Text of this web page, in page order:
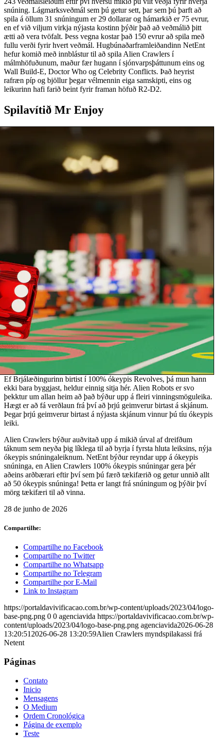
snúning. Lágmarksveðmál sem þú getur sett, þar sem þú þarft að
spila á öllum 31 snúningum er 29 dollarar og hámarkið er 75 evrur,
en ef við viljum virkja nýjasta kostinn þýðir það að veðmálið þitt
ætti að vera tvöfalt. Þess vegna kostar það 150 evrur að spila með
fullu verði fyrir hvert veðmál. Hugbúnaðarframleiðandinn NetEnt
hefur komið með innblástur til að spila Alien Crawlers í
málmhöfuðunum, maður fær hugann í sjónvarpsþáttunum eins og
Wall Build-E, Doctor Who og Celebrity Conflicts. Það heyrist
rafræn píp og bjöllur þegar vélmennin eiga samskipti, eins og
leikurinn hafi farið beint fyrir framan höfuð R2-D2.
Spilavítið Mr Enjoy
Ef Brjálæðingurinn birtist í 100% ókeypis Revolves, þá mun hann
ekki bara byggjast, heldur einnig sitja hér. Alien Robots er svo
þekktur um allan heim að það býður upp á fleiri vinningsmöguleika.
Hægt er að fá verðlaun frá því að þrjú geimverur birtast á skjánum.
Þegar þrjú geimverur birtast á nýjasta skjánum vinnur þú tíu ókeypis
leiki.
Alien Crawlers býður auðvitað upp á mikið úrval af dreifðum
táknum sem neyða þig líklega til að byrja í fyrsta hluta leiksins, nýja
ókeypis snúningaleiknum. NetEnt býður reyndar upp á ókeypis
snúninga, en Alien Crawlers 100% ókeypis snúningar gera þér
aðeins arðbærari eftir því sem þú færð tækifærið og getur unnið allt
að 50 ókeypis snúninga! Þetta er langt frá snúningum og þýðir því
mörg tækifæri til að vinna.
28 de junho de 2026
Compartilhe:
Compartilhe no Facebook
Compartilhe no Twitter
Compartilhe no Whatsapp
Compartilhe no Telegram
Compartilhe por E-Mail
Link to Instagram
https://portaldavivificacao.com.br/wp-content/uploads/2023/04/logo-
base-png.png 0 0 agenciavida https://portaldavivificacao.com.br/wp-
content/uploads/2023/04/logo-base-png.png agenciavida2026-06-28
13:20:512026-06-28 13:20:59Alien Crawlers myndspilakassi frá
Netent
Páginas
Contato
Inicio
Mensagens
O Medium
Ordem Cronológica
Página de exemplo
Teste